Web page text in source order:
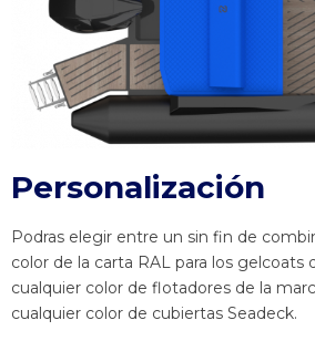
Personalización
Podras elegir entre un sin fin de
color de la carta RAL para los gelcoats
cualquier color de flotadores de la
cualquier color de cubiertas Seadeck.